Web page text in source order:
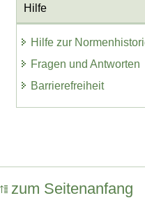
Hilfe
Hilfe zur
Fragen und Antworten
Barrierefreiheit
zum Seitenanfang